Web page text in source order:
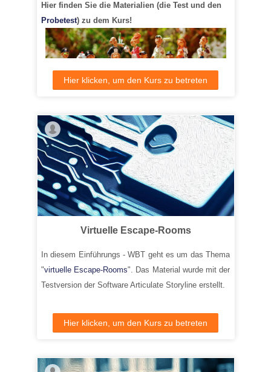
Hier finden Sie die Materialien (die Test und den
Probetest) zu dem Kurs!
Hier klicken, um den Kurs zu betreten
Virtuelle Escape-Rooms
In diesem Einführungs - WBT geht es um das Thema
"virtuelle Escape-Rooms". Das Material wurde mit der
Testversion der Software Articulate Storyline erstellt.
Hier klicken, um den Kurs zu betreten